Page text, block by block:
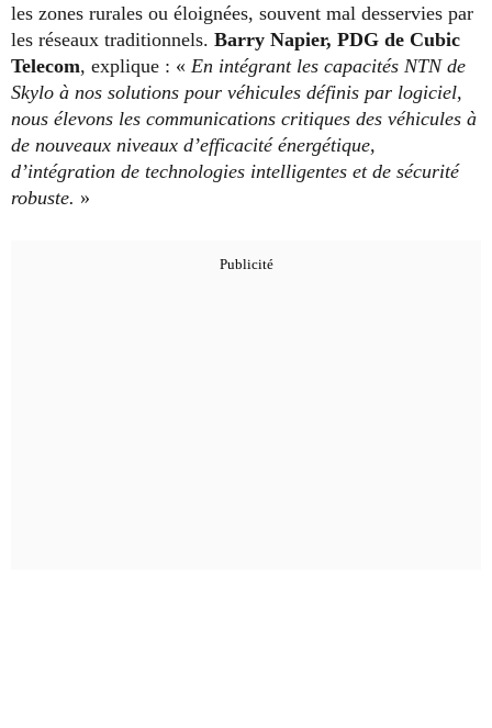
les zones rurales ou éloignées, souvent mal desservies par
les réseaux traditionnels. Barry Napier, PDG de Cubic
Telecom, explique : « En intégrant les capacités NTN de
Skylo à nos solutions pour véhicules définis par logiciel,
nous élevons les communications critiques des véhicules à
de nouveaux niveaux d’efficacité énergétique,
d’intégration de technologies intelligentes et de sécurité
robuste. »